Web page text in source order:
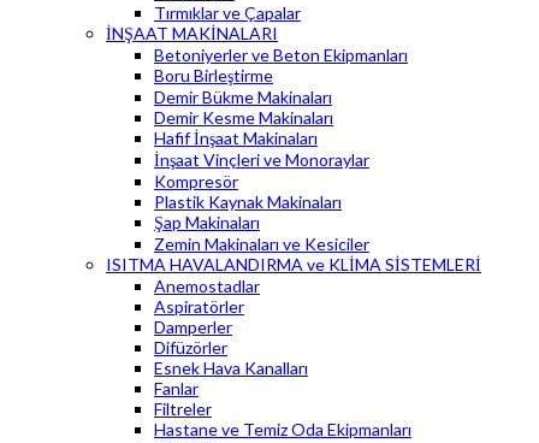
Tırmıklar ve Çapalar
İNŞAAT MAKİNALARI
Betoniyerler ve Beton Ekipmanları
Boru Birleştirme
Demir Bükme Makinaları
Demir Kesme Makinaları
Hafif İnşaat Makinaları
İnşaat Vinçleri ve Monoraylar
Kompresör
Plastik Kaynak Makinaları
Şap Makinaları
Zemin Makinaları ve Kesiciler
ISITMA HAVALANDIRMA ve KLİMA SİSTEMLERİ
Anemostadlar
Aspiratörler
Damperler
Difüzörler
Esnek Hava Kanalları
Fanlar
Filtreler
Hastane ve Temiz Oda Ekipmanları